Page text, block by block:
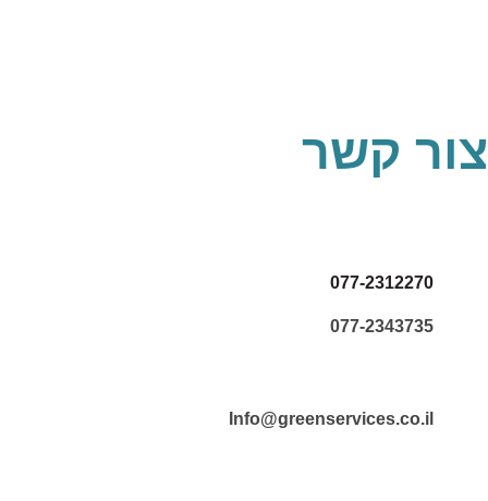
צור קשר
077-2312270
077-2343735
Info@greenservices.co.il